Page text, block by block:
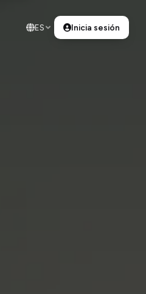
ES Inicia sesión